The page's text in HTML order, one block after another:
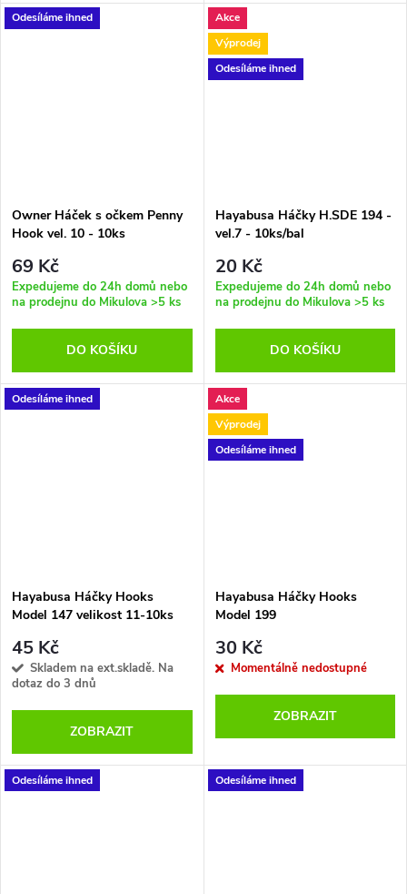
Odesíláme ihned
Owner Háček s očkem Penny
Hook vel. 10 - 10ks
69 Kč
Expedujeme do 24h domů nebo
na prodejnu do Mikulova >5 ks
DO KOŠÍKU
Akce
Výprodej
Odesíláme ihned
Hayabusa Háčky H.SDE 194 -
vel.7 - 10ks/bal
20 Kč
Expedujeme do 24h domů nebo
na prodejnu do Mikulova >5 ks
DO KOŠÍKU
Odesíláme ihned
Hayabusa Háčky Hooks
Model 147 velikost 11-10ks
45 Kč
Skladem na ext.skladě. Na
dotaz do 3 dnů
ZOBRAZIT
Akce
Výprodej
Odesíláme ihned
Hayabusa Háčky Hooks
Model 199
30 Kč
Momentálně nedostupné
ZOBRAZIT
Odesíláme ihned Odesíláme ihned